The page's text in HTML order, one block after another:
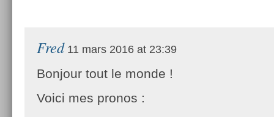
Fred 11 mars 2016 at 23:39
Bonjour tout le monde !
Voici mes pronos :